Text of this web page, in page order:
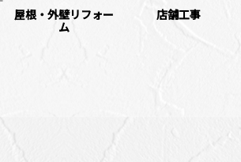
屋根・外壁リフォー
ム
店舗工事